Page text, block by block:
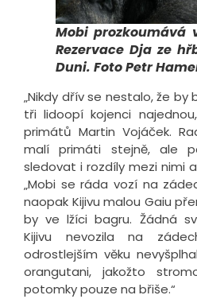
Mobi prozkoumává
Rezervace Dja ze
Duni. Foto Petr
„Nikdy dřív se nestalo, že by
tři lidoopí kojenci
primátů Martin Vojáček.
malí primáti stejně, ale
sledovat i rozdíly mezi nimi
„Mobi se ráda vozí na
naopak Kijivu malou Gaiu
by ve lžíci bagru. Žádná
Kijivu nevozila na
odrostlejším věku
orangutani, jakožto
potomky pouze na břiše.“